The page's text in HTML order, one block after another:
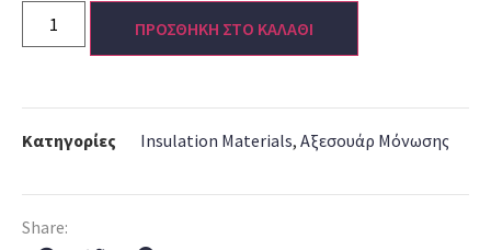
ΠΡΟΣΘΗΚΗ ΣΤΟ ΚΑΛΑΘΙ
Κατηγορίες Insulation Materials, Αξεσουάρ Μόνωσης
Share: